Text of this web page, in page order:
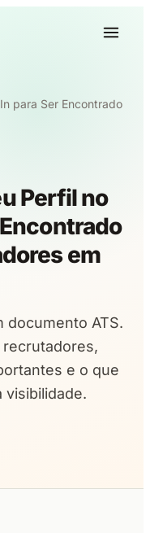
para Ser Encontrado
Perfil no
em
documento ATS.
e o que
visibilidade.